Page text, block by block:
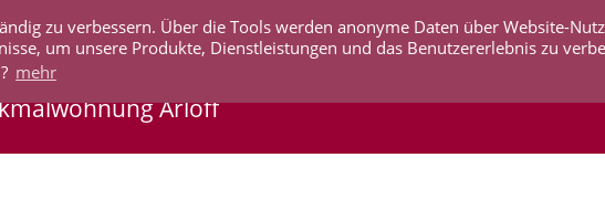
zu verbessern. Über die Tools werden anonyme Daten über Website-
um unsere Produkte, Dienstleistungen und das Benutzererlebnis zu
mehr
AKTUELLES UNTERNEHMEN SERVICE
Arloff